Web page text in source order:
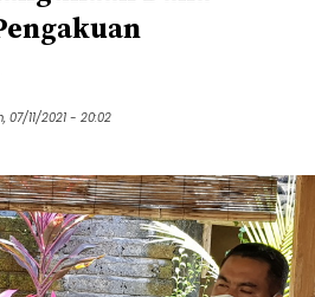
07/11/2021 - 20:02